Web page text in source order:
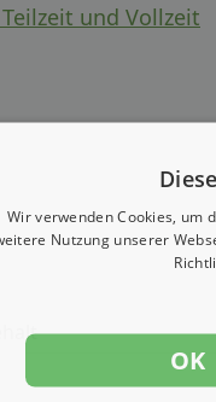
und Vollzeit
Wir verwenden Cookies, um
Nutzung unserer
OK